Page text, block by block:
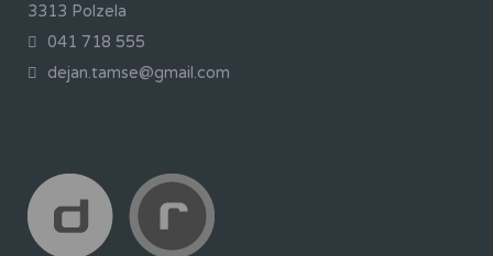
3313 Polzela
041 718 555
dejan.tamse@gmail.com